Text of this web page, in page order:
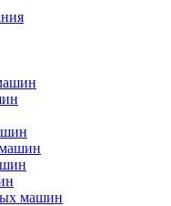
машин